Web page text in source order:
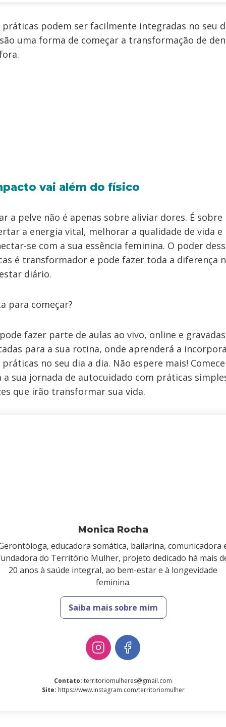
práticas podem ser facilmente integradas no seu
uma forma de começar a transformação de
vai além do físico
a pelve não é apenas sobre aliviar dores. É sobre
a energia vital, melhorar a qualidade de vida e
se com a sua essência feminina. O poder
é transformador e pode fazer toda a diferença
diário.
para começar?
fazer parte de aulas ao vivo, online e
para a sua rotina, onde aprenderá a
práticas no seu dia a dia. Não espere mais! Comece
a sua jornada de autocuidado com práticas
que irão transformar sua vida.
Monica Rocha
educadora somática, bailarina, comunicadora
do Território Mulher, projeto dedicado há mais
20 anos à saúde integral, ao bem-estar e à longevidade
feminina.
Saiba mais sobre mim
Contato: territoriomulheres@gmail.com
Site: https://www.instagram.com/territoriomulher